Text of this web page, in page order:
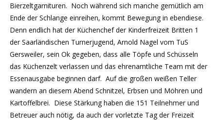
Bierzeltgarnituren. Noch während sich manche gemütlich am
Ende der Schlange einreihen, kommt Bewegung in ebendiese.
Denn endlich hat der Küchenchef der Kinderfreizeit Britten 1
der Saarländischen Turnerjugend, Arnold Nagel vom TuS
Gersweiler, sein Ok gegeben, dass alle Töpfe und Schüsseln
das Küchenzelt verlassen und das ehrenamtliche Team mit der
Essenausgabe beginnen darf. Auf die großen weißen Teller
wandern an diesem Abend Schnitzel, Erbsen und Möhren und
Kartoffelbrei. Diese Stärkung haben die 151 Teilnehmer und
Betreuer auch nötig, da auch der vorletzte Tag der Freizeit